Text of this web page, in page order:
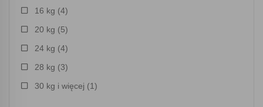
16 kg (4)
20 kg (5)
24 kg (4)
28 kg (3)
30 kg i więcej (1)